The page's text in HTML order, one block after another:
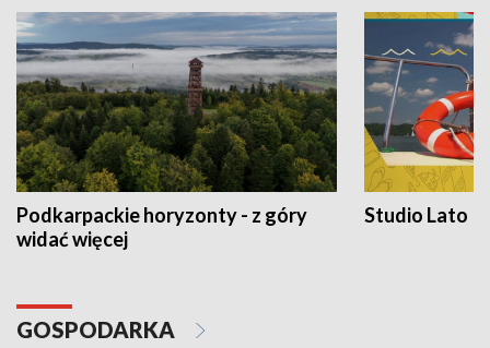
Podkarpackie horyzonty - z góry
widać więcej
Studio Lato
GOSPODARKA